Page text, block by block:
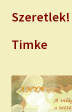
Szeretlek!
Timke